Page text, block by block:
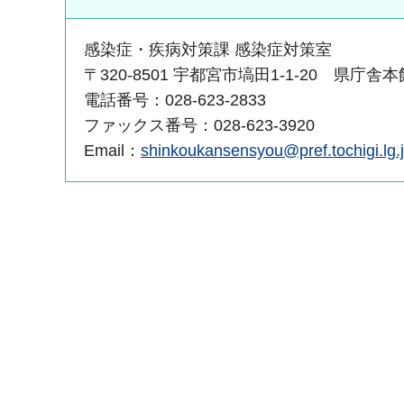
感染症・疾病対策課 感染症対策室
〒320-8501 宇都宮市塙田1-1-20 県庁舎本
電話番号：028-623-2833
ファックス番号：028-623-3920
Email：